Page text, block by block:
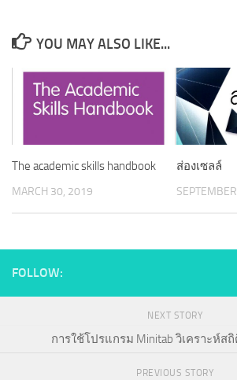
YOU MAY ALSO LIKE...
The academic skills handbook
MARCH 30, 2019
ส่องเซลล์
FOLLOW:
NEXT STORY
การใช้โปรแกรม Minitab วิเคราะห์ส
PREVIOUS STORY